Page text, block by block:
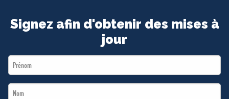
Signez afin d'obtenir des mises à
jour
First
Name
Last